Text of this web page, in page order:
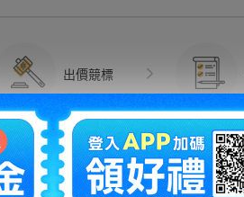
出價競標
問題商品反映流程